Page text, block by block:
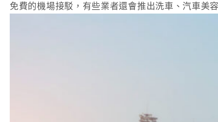
免費的機場接駁，有些業者還會推出洗車、汽車美